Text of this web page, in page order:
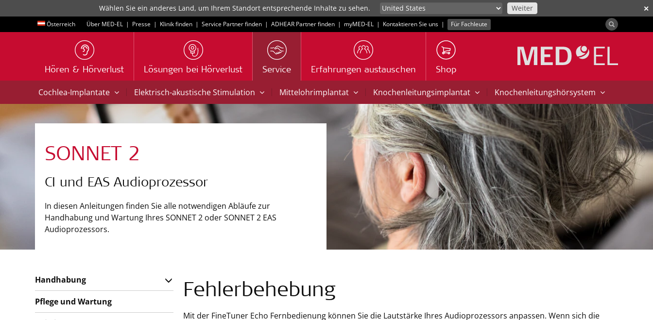
✕
Wählen Sie ein anderes Land, um Ihrem Standort entsprechende Inhalte zu sehen. Weiter
Österreich Über MED-EL | Presse | Klinik finden | Service Partner finden | ADHEAR Partner finden | myMED‑EL | Kontaktieren Sie uns | Für Fachleute
Hören & Hörverlust Lösungen bei Hörverlust Service Erfahrungen austauschen Shop
Cochlea-Implantate | Elektrisch-akustische Stimulation | Mittelohrimplantat | Knochenleitungsimplantat | Knochenleitungshörsystem
SONNET 2
CI und EAS Audioprozessor
In diesen Anleitungen finden Sie alle notwendigen Abläufe zur
Handhabung und Wartung Ihres SONNET 2 oder SONNET 2 EAS
Audioprozessors.
Fehlerbehebung
Mit der FineTuner Echo Fernbedienung können Sie die Lautstärke Ihres Audioprozessors anpassen. Wenn sich die
Handhabung
Pflege und Wartung